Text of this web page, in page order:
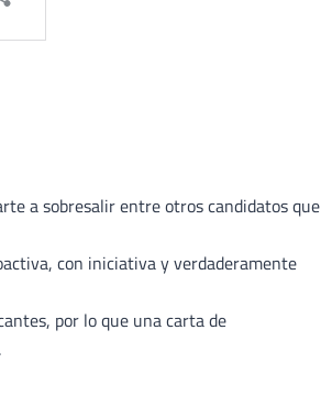
a sobresalir entre otros candidatos que
con iniciativa y verdaderamente
por lo que una carta de